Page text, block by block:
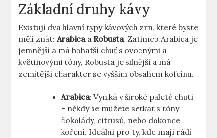
Základní druhy kávy
Existují dva hlavní typy kávových zrn, které byste
měli znát:ArabicaaRobusta. Zatímco Arabica je
jemnější a má bohatší chuť s ovocnými a
květinovými tóny, Robusta je silnější a má
zemitější charakter se vyšším obsahem kofeinu.
Arabica: Vyniká v široké paletě chutí
– někdy se můžete setkat s tóny
čokolády, citrusů, nebo dokonce
koření. Ideální pro ty, kdo mají rádi